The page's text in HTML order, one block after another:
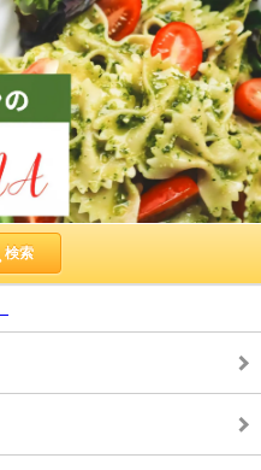
検索